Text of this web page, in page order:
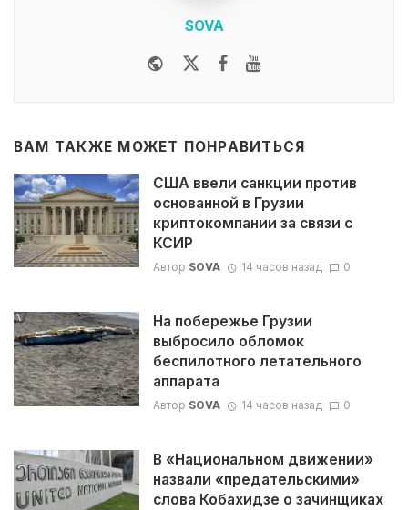
SOVA
WebsiteTwitterFacebook
ВАМ ТАКЖЕ МОЖЕТ ПОНРАВИТЬСЯ
США ввели санкции против
основанной в Грузии
криптокомпании за связи с
КСИР
Автор SOVA 14 часов назад 0
На побережье Грузии
выбросило обломок
беспилотного летательного
аппарата
Автор SOVA 14 часов назад 0
В «Национальном движении»
назвали «предательскими»
слова Кобахидзе о зачинщиках